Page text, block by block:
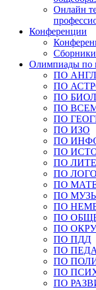
Онлайн
Конференции
Сборники
Олимпиады по
ПО
ПО
ПО
ПО
ПО
ПО ИЗО
ПО
ПО
ПО
ПО
ПО
ПО
ПО
ПО
ПО
ПО ПДД
ПО
ПО
ПО
ПО